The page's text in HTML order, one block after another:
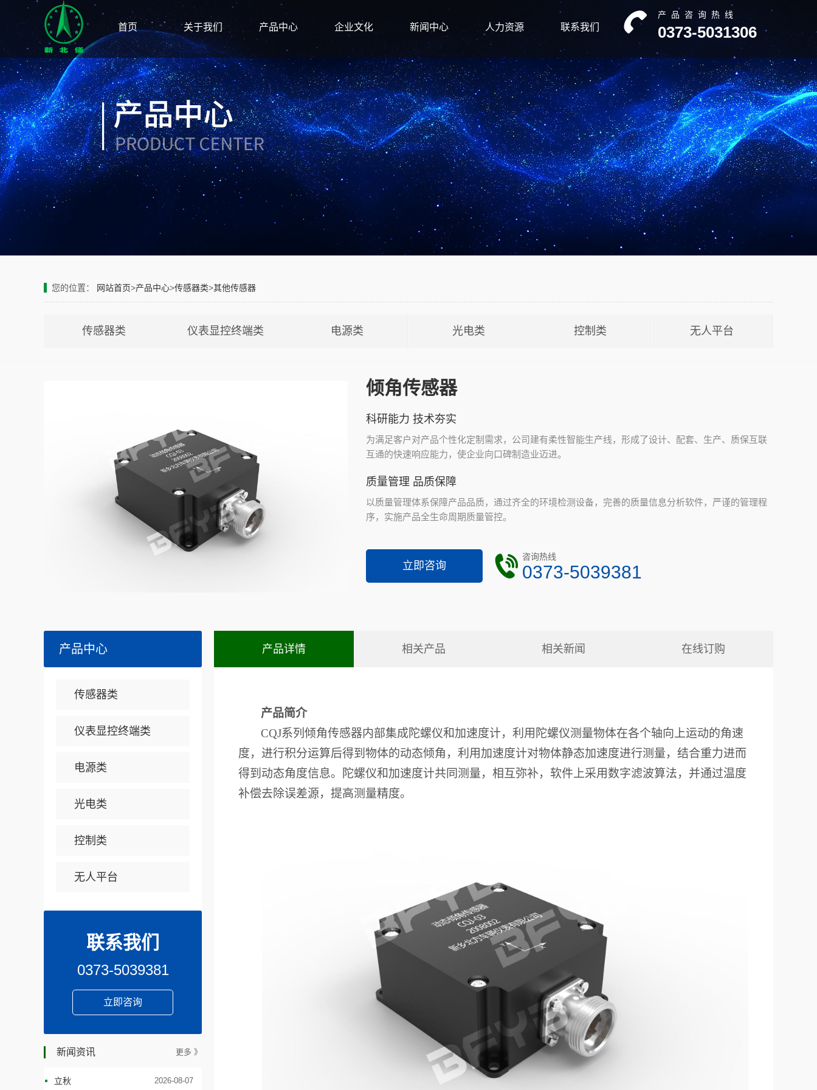
首页 关于我们 产品中心 企业文化 新闻中心 人力资源 联系我们
产品咨询热线
0373-5031306
您的位置： 网站首页>产品中心>传感器类>其他传感器
传感器类 仪表显控终端类 电源类 光电类 控制类 无人平台
倾角传感器
科研能力 技术夯实
为满足客户对产品个性化定制需求，公司建有柔性智能生产线，形成了设计、配套、生产、质保互联
互通的快速响应能力，使企业向口碑制造业迈进。
质量管理 品质保障
以质量管理体系保障产品品质，通过齐全的环境检测设备，完善的质量信息分析软件，严谨的管理程
序，实施产品全生命周期质量管控。
立即咨询
咨询热线
0373-5039381
产品详情 相关产品 相关新闻 在线订购
产品简介
CQJ系列倾角传感器内部集成陀螺仪和加速度计，利用陀螺仪测量物体在各个轴向上运动的角速
度，进行积分运算后得到物体的动态倾角，利用加速度计对物体静态加速度进行测量，结合重力进而
得到动态角度信息。陀螺仪和加速度计共同测量，相互弥补，软件上采用数字滤波算法，并通过温度
补偿去除误差源，提高测量精度。
产品中心
传感器类
仪表显控终端类
电源类
光电类
控制类
无人平台
联系我们
0373-5039381
立即咨询
新闻资讯 更多 》
立秋 2026-08-07